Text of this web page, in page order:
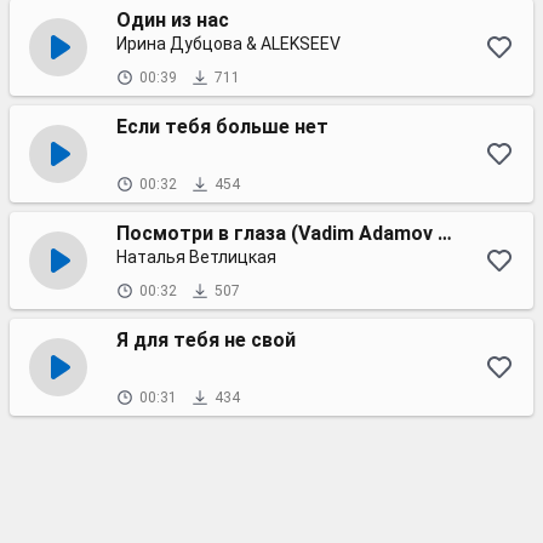
Один из нас
Ирина Дубцова & ALEKSEEV
00:39 711
Если тебя больше нет
00:32 454
Посмотри в глаза (Vadim Adamov & Hardphol Remix)
Наталья Ветлицкая
00:32 507
Я для тебя не свой
00:31 434